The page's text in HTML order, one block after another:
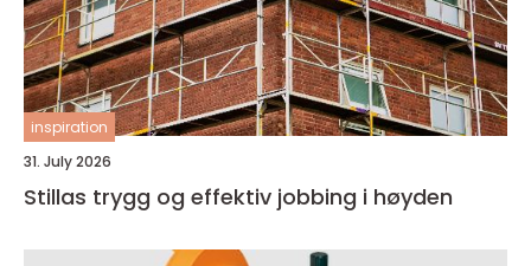
inspiration
31. July 2026
Stillas trygg og effektiv jobbing i høyden